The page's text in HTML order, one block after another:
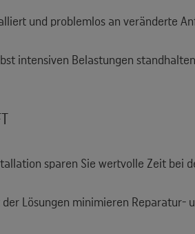
und problemlos an veränderte
intensiven Belastungen
sparen Sie wertvolle Zeit bei
Lösungen minimieren Reparatur-